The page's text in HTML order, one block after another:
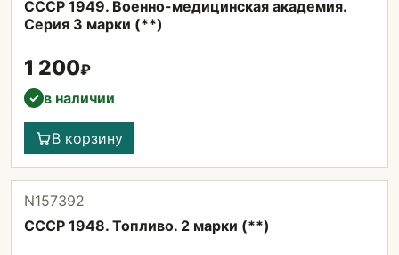
СССР 1949. Военно-медицинская академия.
Серия 3 марки (**)
1 200₽
✓ в наличии
В корзину
N157392
СССР 1948. Топливо. 2 марки (**)